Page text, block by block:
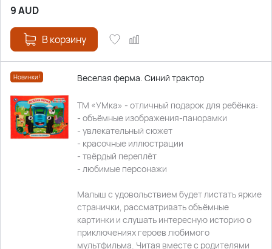
9AUD
В корзину
Новинки! Веселая ферма. Синий трактор
ТМ «УМка» - отличный подарок для ребёнка:
- объёмные изображения-панорамки
- увлекательный сюжет
- красочные иллюстрации
- твёрдый переплёт
- любимые персонажи
Малыш с удовольствием будет листать яркие
странички, рассматривать объёмные
картинки и слушать интересную историю о
приключениях героев любимого
мультфильма. Читая вместе с родителями